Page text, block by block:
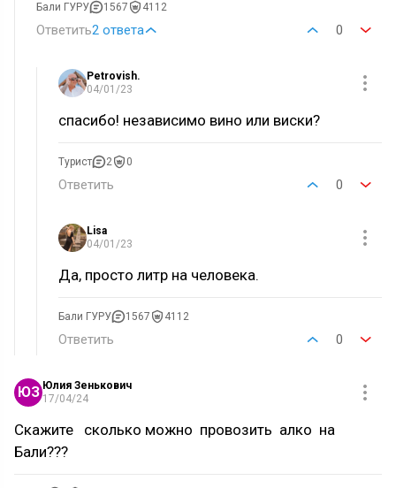
Бали ГУРУ 1567 4112
Ответить2 ответа 0
Petrovish.
04/01/23
спасибо! независимо вино или виски?
Турист 2 0
Ответить 0
Lisa
04/01/23
Да, просто литр на человека.
Бали ГУРУ 1567 4112
Ответить 0
ЮЗ Юлия Зенькович
17/04/24
Скажите сколько можно провозить алко на
Бали???